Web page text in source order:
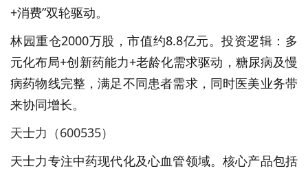
+消费”双轮驱动。
林园重仓2000万股，市值约8.8亿元。投资逻辑：多
元化布局+创新药能力+老龄化需求驱动，糖尿病及慢
病药物线完整，满足不同患者需求，同时医美业务带
来协同增长。
天士力（600535）
天士力专注中药现代化及心血管领域。核心产品包括